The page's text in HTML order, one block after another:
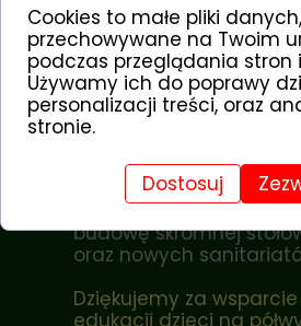
którego nie udało się
powodu znacznego
budżetu. Ostatecznie
powstać przedszkole,
czytelnią oraz
Aktualnie zabiegamy o
finansowe na
bieżącej działalności
budowę skromnej
oraz nowych
Dziękujemy za
edukacji dzieci na
Cookies to małe pliki
przechowywane na Twoim
podczas przeglądania stron
Używamy ich do poprawy
personalizacji treści, oraz
stronie.
Dostosuj